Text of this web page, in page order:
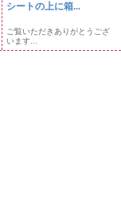
シートの上に箱...
ご覧いただきありがとうござ
います...